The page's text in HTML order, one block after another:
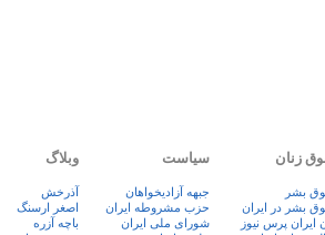
زنان
بشر
بشر در ایران
ايران پرس نيوز
سیاست
جبهه آزادیخواهان
حزب مشروطه ایران
شورای ملی ایران
وبلاگ
آذرخش
اصغر ارسنگ
باچه آزره